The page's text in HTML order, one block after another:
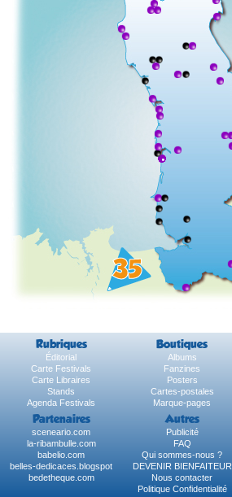
Rubriques Boutiques
Éditorial Albums
Carte Festivals
Fanzines
Carte Libraires
Posters
Stands
Cartes-postales
Agenda Festivals
Marque-pages
Partenaires Autres
sceneario.com Publicité
la-ribambulle.com
FAQ
babelio.com
Qui sommes-nous ?
belles-dedicaces.blogspot
DEVENIR BIENFAITEUR
bedetheque.com
Nous contacter
Politique Confidentialité